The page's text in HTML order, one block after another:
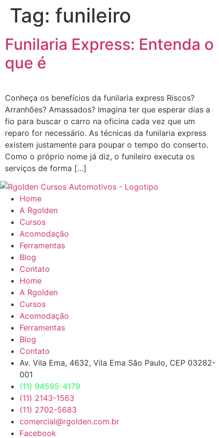
Pular
para
conteúdo
Tag: funileiro
Funilaria Express: Entenda o
que é
Conheça os benefícios da funilaria express Riscos?
Arranhões? Amassados? Imagina ter que esperar dias a
fio para buscar o carro na oficina cada vez que um
reparo for necessário. As técnicas da funilaria express
existem justamente para poupar o tempo do conserto.
Como o próprio nome já diz, o funileiro executa os
serviços de forma […]
Home
A Rgolden
Cursos
Acomodação
Ferramentas
Blog
Contato
Home
A Rgolden
Cursos
Acomodação
Ferramentas
Blog
Contato
Av. Vila Ema, 4632, Vila Ema São Paulo, CEP 03282-
001
(11) 94595-4179
(11) 2143-1563
(11) 2702-5683
comercial@rgolden.com.br
Facebook